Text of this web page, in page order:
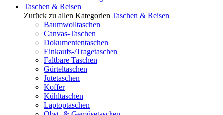
Taschen & Reisen
Zurück zu allen Kategorien Taschen & Reisen
Baumwolltaschen
Canvas-Taschen
Dokumententaschen
Einkaufs-/Tragetaschen
Faltbare Taschen
Gürteltaschen
Jutetaschen
Koffer
Kühltaschen
Laptoptaschen